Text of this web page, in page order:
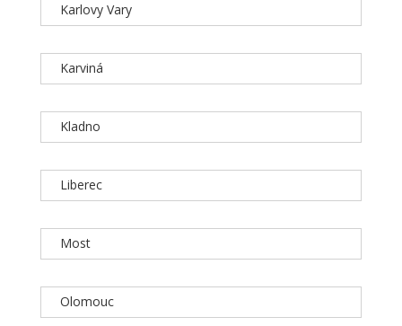
Karlovy Vary
Karviná
Kladno
Liberec
Most
Olomouc